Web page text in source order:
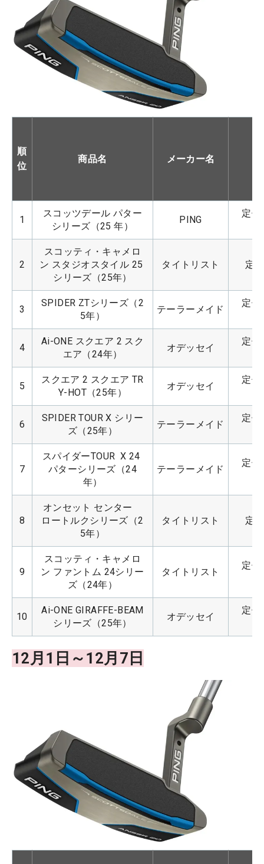
順
位
商品名 メーカー名
1
スコッツデール パター
シリーズ（25 年）
PING
定価
2
スコッティ・キャメロ
ン スタジオスタイル 25
シリーズ（25年）
タイトリスト 定
3
SPIDER ZTシリーズ（2
5年）
テーラーメイド
定価
4
Ai-ONE スクエア 2 スク
エア（24年）
オデッセイ
定価
5
スクエア 2 スクエア TR
Y-HOT（25年）
オデッセイ
定価
6
SPIDER TOUR X シリー
ズ（25年）
テーラーメイド
定価
7
スパイダーTOUR  X 24
パターシリーズ（24
年）
テーラーメイド
定価
8
オンセット センター
ロートルクシリーズ（2
5年）
タイトリスト 定
9
スコッティ・キャメロ
ン ファントム 24シリー
ズ（24年）
タイトリスト
定価
10
Ai-ONE GIRAFFE-BEAM
シリーズ（25年）
オデッセイ
定価
12月1日～12月7日